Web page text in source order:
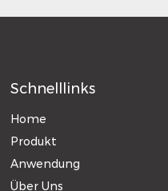
Schnelllinks
Home
Produkt
Anwendung
Über Uns